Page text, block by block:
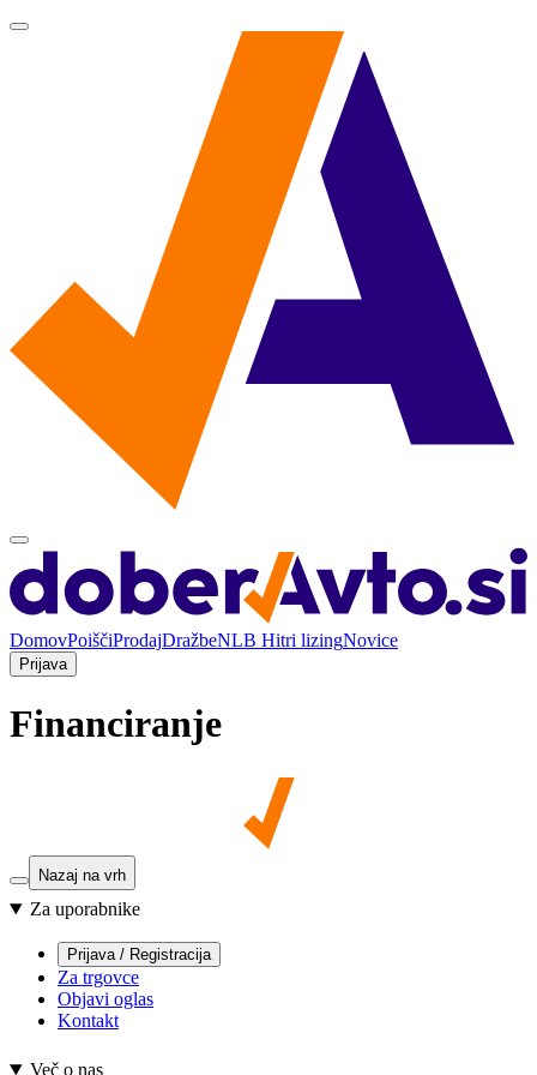
DomovPoiščiProdajDražbeNLB Hitri lizingNovice
Prijava
Financiranje
Nazaj na vrh
Za uporabnike
Prijava / Registracija
Za trgovce
Objavi oglas
Kontakt
Več o nas